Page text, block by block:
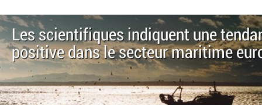
Les scientifiques indiquent une
positive dans le secteur maritime